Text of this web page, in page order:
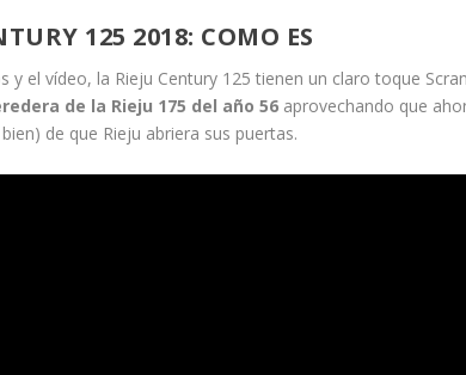
125 2018: COMO ES
y el vídeo, la Rieju Century 125 tienen un claro toque
de la Rieju 175 del año 56aprovechando que
de que Rieju abriera sus puertas.